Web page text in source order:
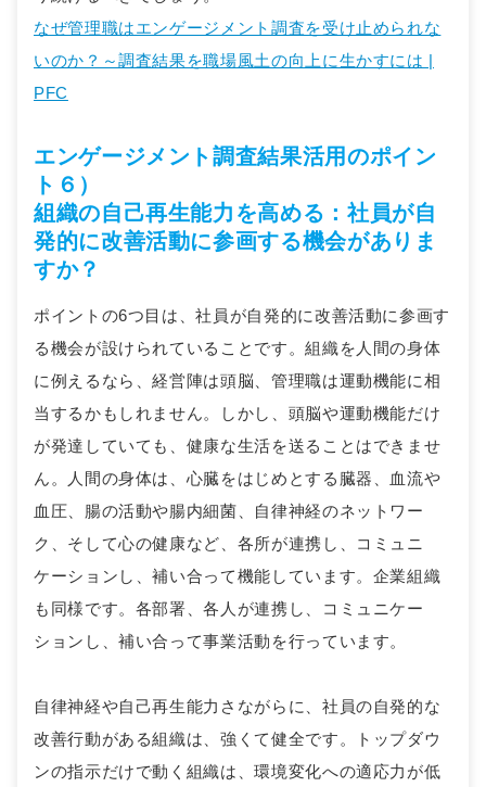
なぜ管理職はエンゲージメント調査を受け止められな
いのか？～調査結果を職場風土の向上に生かすには |
PFC
エンゲージメント調査結果活用のポイン
ト６）
組織の自己再生能力を高める：社員が自
発的に改善活動に参画する機会がありま
すか？
ポイントの6つ目は、社員が自発的に改善活動に参画す
る機会が設けられていることです。組織を人間の身体
に例えるなら、経営陣は頭脳、管理職は運動機能に相
当するかもしれません。しかし、頭脳や運動機能だけ
が発達していても、健康な生活を送ることはできませ
ん。人間の身体は、心臓をはじめとする臓器、血流や
血圧、腸の活動や腸内細菌、自律神経のネットワー
ク、そして心の健康など、各所が連携し、コミュニ
ケーションし、補い合って機能しています。企業組織
も同様です。各部署、各人が連携し、コミュニケー
ションし、補い合って事業活動を行っています。
自律神経や自己再生能力さながらに、社員の自発的な
改善行動がある組織は、強くて健全です。トップダウ
ンの指示だけで動く組織は、環境変化への適応力が低